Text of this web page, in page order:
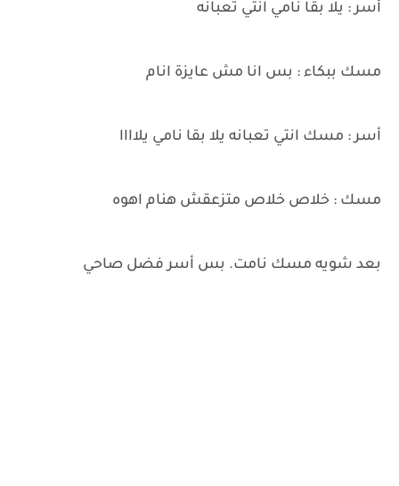
أسر : يلا بقا نامي انتي تعبانه
مسك ببكاء : بس انا مش عايزة انام
أسر : مسك انتي تعبانه يلا بقا نامي يلاااا
مسك : خلاص خلاص متزعقش هنام اهوه
بعد شويه مسك نامت. بس أسر فضل صاحي